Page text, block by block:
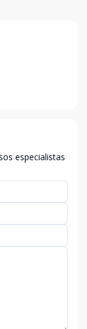
especialistas